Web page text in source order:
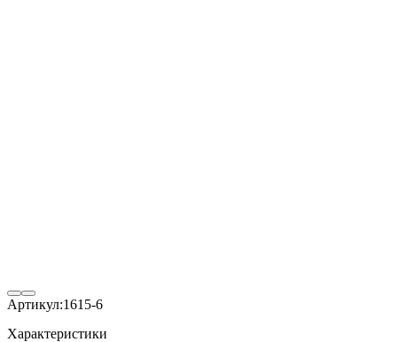
Артикул:1615-6
Характеристики